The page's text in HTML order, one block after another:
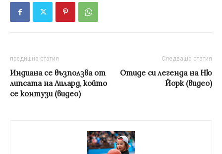
предишна статия
Индиана се възползва от
липсата на Лилард, който
се контузи (видео)
Следваща статия
Отиде си легенда на Ню
Йорк (видео)